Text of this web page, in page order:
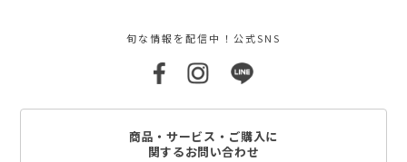
旬な情報を配信中！公式SNS
商品・サービス・ご購入に
関するお問い合わせ